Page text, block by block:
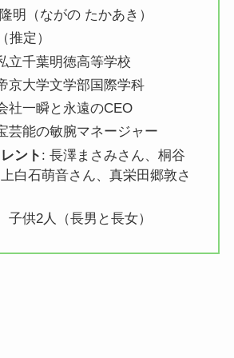
明（ながの たかあき）
推定）
立千葉明徳高等学校
京大学文学部国際学科
社一瞬と永遠のCEO
芸能の敏腕マネージャー
ント : 長澤まさみさん、桐谷
白石萌音さん、真栄田郷敦さ
子供2人（長男と長女）